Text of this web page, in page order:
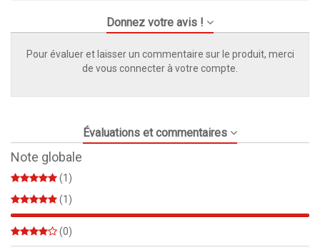
Donnez votre avis !
Pour évaluer et laisser un commentaire sur le produit, merci
de vous connecter à votre compte.
Évaluations et commentaires
Note globale
(1)
(1)
100%
(0)